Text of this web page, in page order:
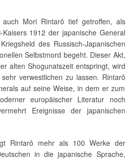
Mori Rintarô tief getroffen, als
1912 der japanische General
des Russisch-Japanischen
Selbstmord begeht. Dieser Akt,
alten Shogunatszeit entspringt, wird
verwestlichen zu lassen. Rintarô
auf seine Weise, in dem er zum
europäischer Literatur noch
Ereignisse der japanischen
Rintarô mehr als 100 Werke der
in die japanische Sprache,